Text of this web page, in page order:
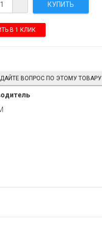
В 1 КЛИК
ВОПРОС ПО ЭТОМУ ТОВАРУ